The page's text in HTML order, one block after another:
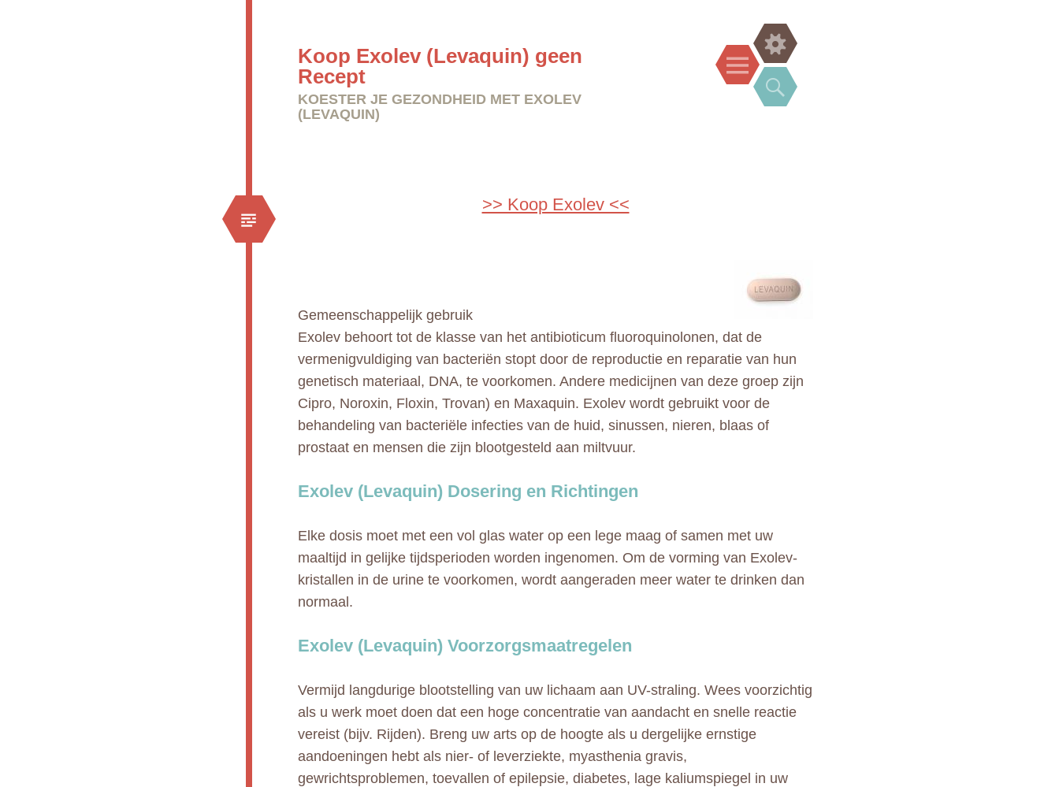
Koop Exolev (Levaquin) geen
Recept
KOESTER JE GEZONDHEID MET EXOLEV
(LEVAQUIN)
Menu
Widgets
Search
>> Koop Exolev <<
Gemeenschappelijk gebruik
Exolev behoort tot de klasse van het antibioticum fluoroquinolonen, dat de
vermenigvuldiging van bacteriën stopt door de reproductie en reparatie van hun
genetisch materiaal, DNA, te voorkomen. Andere medicijnen van deze groep zijn
Cipro, Noroxin, Floxin, Trovan) en Maxaquin. Exolev wordt gebruikt voor de
behandeling van bacteriële infecties van de huid, sinussen, nieren, blaas of
prostaat en mensen die zijn blootgesteld aan miltvuur.
Exolev (Levaquin) Dosering en Richtingen
Elke dosis moet met een vol glas water op een lege maag of samen met uw
maaltijd in gelijke tijdsperioden worden ingenomen. Om de vorming van Exolev-
kristallen in de urine te voorkomen, wordt aangeraden meer water te drinken dan
normaal.
Exolev (Levaquin) Voorzorgsmaatregelen
Vermijd langdurige blootstelling van uw lichaam aan UV-straling. Wees voorzichtig
als u werk moet doen dat een hoge concentratie van aandacht en snelle reactie
vereist (bijv. Rijden). Breng uw arts op de hoogte als u dergelijke ernstige
aandoeningen hebt als nier- of leverziekte, myasthenia gravis,
gewrichtsproblemen, toevallen of epilepsie, diabetes, lage kaliumspiegel in uw